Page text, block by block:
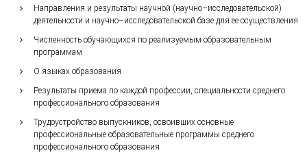
Направления и результаты научной (научно–исследовательской)
деятельности и научно–исследовательской базе для ее осуществления
Численность обучающихся по реализуемым образовательным
программам
О языках образования
Результаты приема по каждой профессии, специальности среднего
профессионального образования
Трудоустройство выпускников, освоивших основные
профессиональные образовательные программы среднего
профессионального образования